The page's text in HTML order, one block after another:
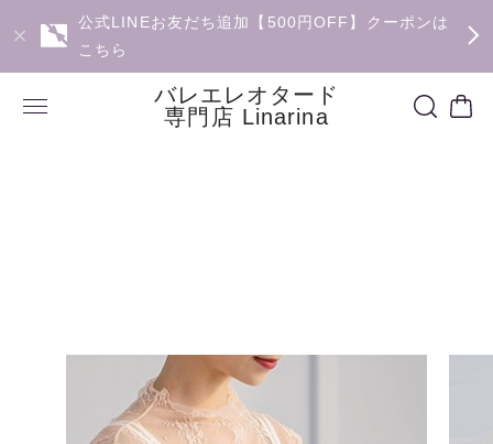
公式LINEお友だち追加【500円OFF】クーポンは
こちら
バレエレオタード
専門店 Linarina